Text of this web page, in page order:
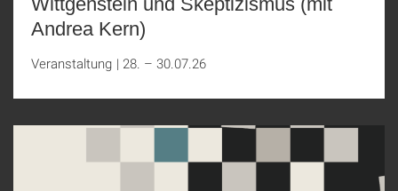
Andrea Kern)
Veranstaltung | 28. – 30.07.26